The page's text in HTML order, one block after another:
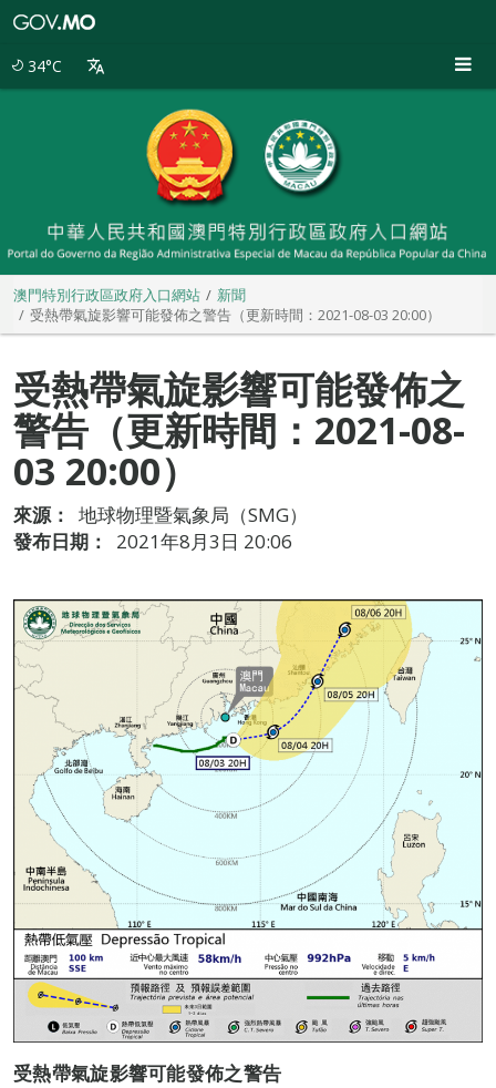
34°C
澳門特別行政區政府入口網站
新聞
受熱帶氣旋影響可能發佈之警告（更新時間：2021-08-03 20:00）
受熱帶氣旋影響可能發佈之
警告（更新時間：2021-08-
03 20:00）
來源：
地球物理暨氣象局（SMG）
發布日期：
2021年8月3日 20:06
受熱帶氣旋影響可能發佈之警告